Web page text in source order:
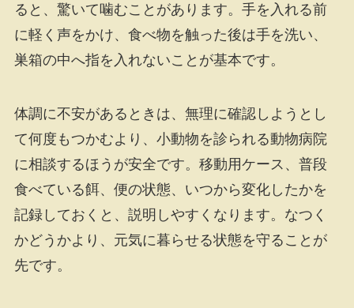
ると、驚いて噛むことがあります。手を入れる前
に軽く声をかけ、食べ物を触った後は手を洗い、
巣箱の中へ指を入れないことが基本です。
体調に不安があるときは、無理に確認しようとし
て何度もつかむより、小動物を診られる動物病院
に相談するほうが安全です。移動用ケース、普段
食べている餌、便の状態、いつから変化したかを
記録しておくと、説明しやすくなります。なつく
かどうかより、元気に暮らせる状態を守ることが
先です。